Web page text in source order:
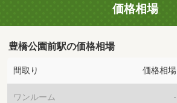
価格相場
豊橋公園前駅の価格相場
間取り 価格相場
ワンルーム -